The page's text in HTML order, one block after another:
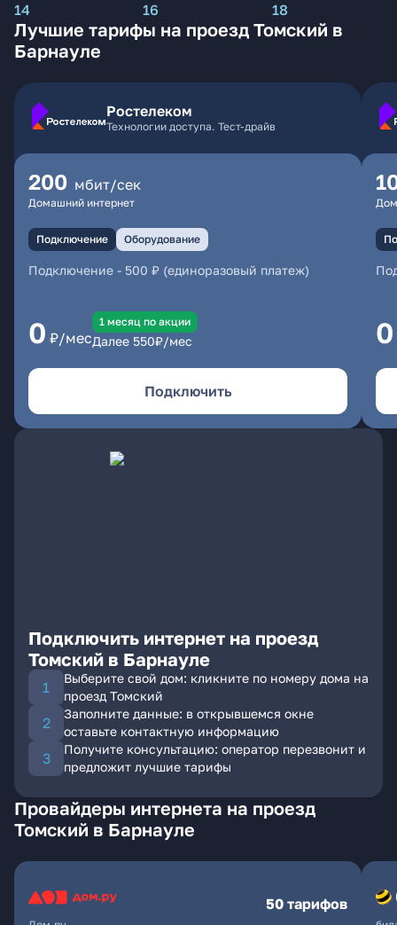
14
16 18
Лучшие тарифы на проезд Томский в
Барнауле
Ростелеком
Технологии доступа. Тест-драйв
200 мбит/сек
Домашний интернет
Подключение Оборудование
Подключение - 500 ₽ (единоразовый платеж)
0 ₽/мес
1 месяц по акции
Далее 550₽/мес
Подключить
0
Подключить интернет на проезд
Томский в Барнауле
Выберите свой дом: кликните по номеру дома на
проезд Томский
Заполните данные: в открывшемся окне
оставьте контактную информацию
Получите консультацию: оператор перезвонит и
предложит лучшие тарифы
Провайдеры интернета на проезд
Томский в Барнауле
50 тарифов